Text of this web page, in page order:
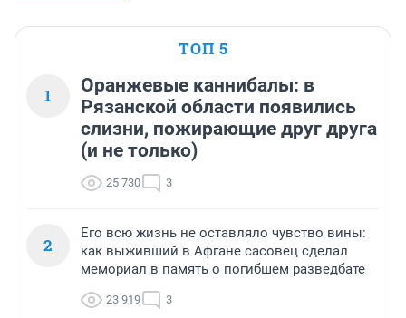
ТОП 5
1
Оранжевые каннибалы: в
Рязанской области появились
слизни, пожирающие друг друга
(и не только)
25 730 3
2
Его всю жизнь не оставляло чувство вины:
как выживший в Афгане сасовец сделал
мемориал в память о погибшем разведбате
23 919 3